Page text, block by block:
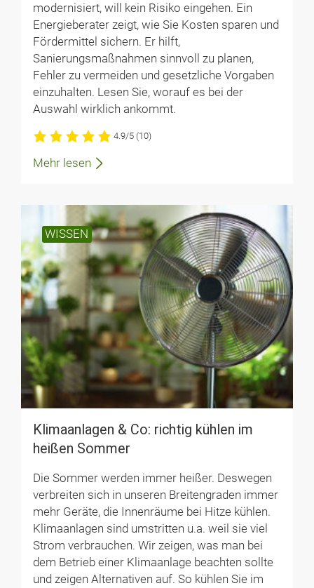
modernisiert, will kein Risiko eingehen. Ein
Energieberater zeigt, wie Sie Kosten sparen und
Fördermittel sichern. Er hilft,
Sanierungsmaßnahmen sinnvoll zu planen,
Fehler zu vermeiden und gesetzliche Vorgaben
einzuhalten. Lesen Sie, worauf es bei der
Auswahl wirklich ankommt.
4.9/5 (10)
Mehr lesen
WISSEN
Klimaanlagen & Co: richtig kühlen im
heißen Sommer
Die Sommer werden immer heißer. Deswegen
verbreiten sich in unseren Breitengraden immer
mehr Geräte, die Innenräume bei Hitze kühlen.
Klimaanlagen sind umstritten u.a. weil sie viel
Strom verbrauchen. Wir zeigen, was man bei
dem Betrieb einer Klimaanlage beachten sollte
und zeigen Alternativen auf. So kühlen Sie im